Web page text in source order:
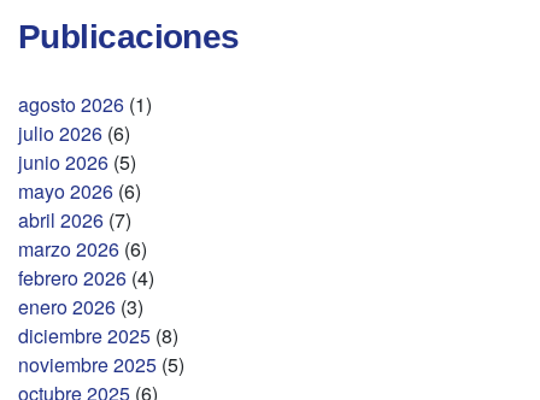
Publicaciones
agosto 2026 (1)
julio 2026 (6)
junio 2026 (5)
mayo 2026 (6)
abril 2026 (7)
marzo 2026 (6)
febrero 2026 (4)
enero 2026 (3)
diciembre 2025 (8)
noviembre 2025 (5)
octubre 2025 (6)